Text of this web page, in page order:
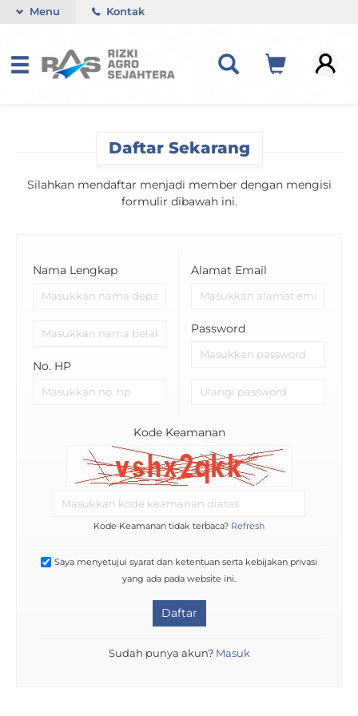
Menu Kontak
Daftar Sekarang
Silahkan mendaftar menjadi member dengan mengisi
formulir dibawah ini.
Nama Lengkap
No. HP
Alamat Email
Password
Kode Keamanan
Kode Keamanan tidak terbaca? Refresh
Saya menyetujui syarat dan ketentuan serta kebijakan privasi
yang ada pada website ini.
Daftar
Sudah punya akun? Masuk